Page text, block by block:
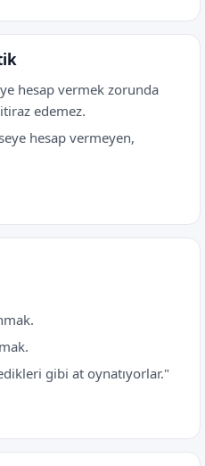
hesap vermek zorunda
edemez.
hesap vermeyen,
gibi at oynatıyorlar."